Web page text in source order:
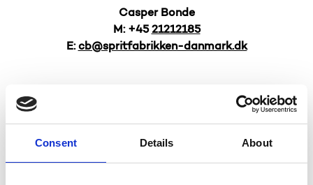
Consent Details About
Casper Bonde
M: +4521212185
E:cb@spritfabrikken-danmark.dk
Dennis Jensen
M: +4521212190